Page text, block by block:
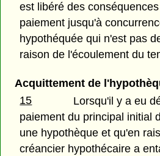
est libéré des
paiement jusqu'à
hypothéquée qui n'est pas
raison de l'écoulement du
Acquittement de
15
Lorsqu'il y a eu
paiement du principal initial
une hypothèque et qu'en
créancier hypothécaire a